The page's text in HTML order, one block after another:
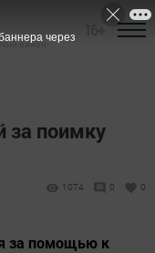
район
за поимку
1074 0 0
за помощью к
через